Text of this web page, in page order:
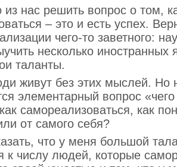
из нас решить вопрос о том,
– это и есть успех.
чего-то заветного:
несколько иностранных
таланты.
живут без этих мыслей. Но
элементарный вопрос
самореализоваться, как
от самого себя?
что у меня большой
к числу людей, которые